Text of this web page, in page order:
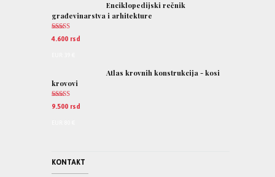
Enciklopedijski rečnik
građevinarstva i arhitekture
Ocenjeno
5.00od 5
4.600 rsd
Atlas krovnih konstrukcija - kosi
krovovi
Ocenjeno
5.00od 5
9.500 rsd
KONTAKT